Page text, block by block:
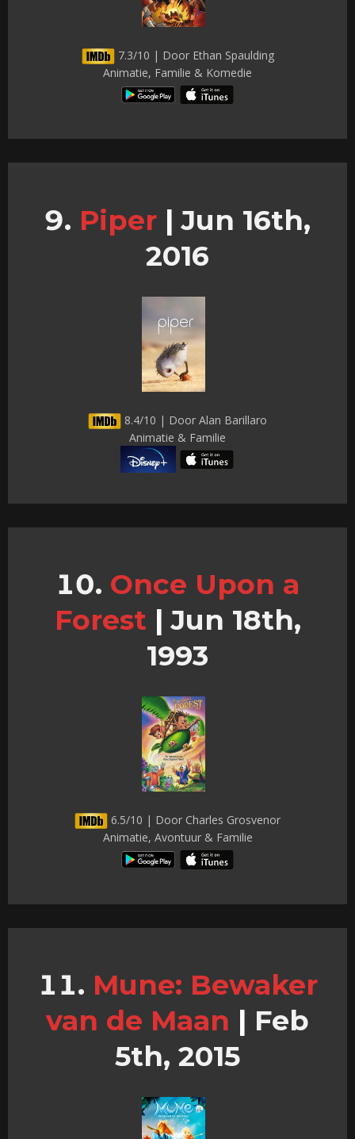
7.3/10 | Door Ethan Spaulding
Animatie, Familie & Komedie
Piper | Jun 16th,
2016
8.4/10 | Door Alan Barillaro
Animatie & Familie
Once Upon a
Forest | Jun 18th,
1993
6.5/10 | Door Charles Grosvenor
Animatie, Avontuur & Familie
Mune: Bewaker
van de Maan | Feb
5th, 2015